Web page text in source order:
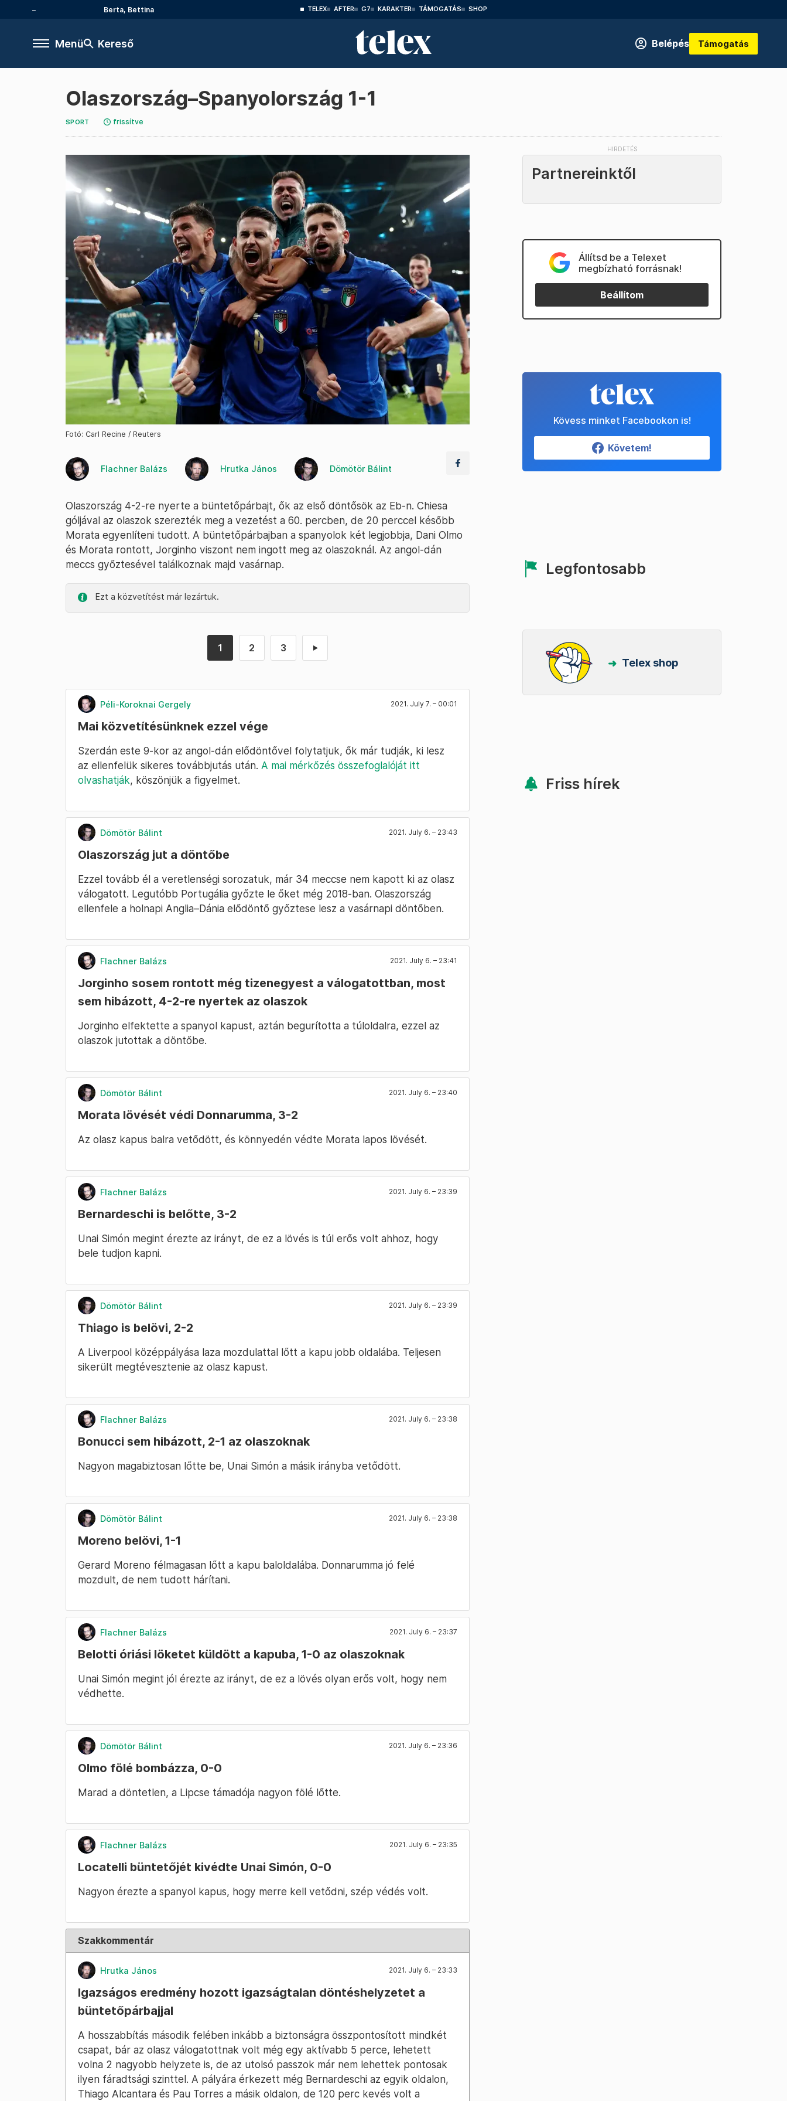
Berta, Bettina TELEX AFTER G7 KARAKTER TÁMOGATÁS SHOP
Menü Kereső Belépés Támogatás
Olaszország–Spanyolország 1-1
SPORT frissítve
Fotó: Carl Recine / Reuters
Flachner Balázs Hrutka János Dömötör Bálint
Olaszország 4-2-re nyerte a büntetőpárbajt, ők az első döntősök az Eb-n. Chiesa
góljával az olaszok szerezték meg a vezetést a 60. percben, de 20 perccel később
Morata egyenlíteni tudott. A büntetőpárbajban a spanyolok két legjobbja, Dani Olmo
és Morata rontott, Jorginho viszont nem ingott meg az olaszoknál. Az angol-dán
meccs győztesével találkoznak majd vasárnap.
Ezt a közvetítést már lezártuk.
1 2 3 ►
Péli-Koroknai Gergely 2021. July 7. – 00:01
Mai közvetítésünknek ezzel vége
Szerdán este 9-kor az angol-dán elődöntővel folytatjuk, ők már tudják, ki lesz
az ellenfelük sikeres továbbjutás után. A mai mérkőzés összefoglalóját itt
olvashatják, köszönjük a figyelmet.
Dömötör Bálint 2021. July 6. – 23:43
Olaszország jut a döntőbe
Ezzel tovább él a veretlenségi sorozatuk, már 34 meccse nem kapott ki az olasz
válogatott. Legutóbb Portugália győzte le őket még 2018-ban. Olaszország
ellenfele a holnapi Anglia–Dánia elődöntő győztese lesz a vasárnapi döntőben.
Flachner Balázs 2021. July 6. – 23:41
Jorginho sosem rontott még tizenegyest a válogatottban, most
sem hibázott, 4-2-re nyertek az olaszok
Jorginho elfektette a spanyol kapust, aztán begurította a túloldalra, ezzel az
olaszok jutottak a döntőbe.
Dömötör Bálint 2021. July 6. – 23:40
Morata lövését védi Donnarumma, 3-2
Az olasz kapus balra vetődött, és könnyedén védte Morata lapos lövését.
Flachner Balázs 2021. July 6. – 23:39
Bernardeschi is belőtte, 3-2
Unai Simón megint érezte az irányt, de ez a lövés is túl erős volt ahhoz, hogy
bele tudjon kapni.
Dömötör Bálint 2021. July 6. – 23:39
Thiago is belövi, 2-2
A Liverpool középpályása laza mozdulattal lőtt a kapu jobb oldalába. Teljesen
sikerült megtévesztenie az olasz kapust.
Flachner Balázs 2021. July 6. – 23:38
Bonucci sem hibázott, 2-1 az olaszoknak
Nagyon magabiztosan lőtte be, Unai Simón a másik irányba vetődött.
Dömötör Bálint 2021. July 6. – 23:38
Moreno belövi, 1-1
Gerard Moreno félmagasan lőtt a kapu baloldalába. Donnarumma jó felé
mozdult, de nem tudott hárítani.
Flachner Balázs 2021. July 6. – 23:37
Belotti óriási löketet küldött a kapuba, 1-0 az olaszoknak
Unai Simón megint jól érezte az irányt, de ez a lövés olyan erős volt, hogy nem
védhette.
Dömötör Bálint 2021. July 6. – 23:36
Olmo fölé bombázza, 0-0
Marad a döntetlen, a Lipcse támadója nagyon fölé lőtte.
Flachner Balázs 2021. July 6. – 23:35
Locatelli büntetőjét kivédte Unai Simón, 0-0
Nagyon érezte a spanyol kapus, hogy merre kell vetődni, szép védés volt.
Szakkommentár
Hrutka János 2021. July 6. – 23:33
Igazságos eredmény hozott igazságtalan döntéshelyzetet a
büntetőpárbajjal
A hosszabbítás második felében inkább a biztonságra összpontosított mindkét
csapat, bár az olasz válogatottnak volt még egy aktívabb 5 perce, lehetett
volna 2 nagyobb helyzete is, de az utolsó passzok már nem lehettek pontosak
ilyen fáradtsági szinttel. A pályára érkezett még Bernardeschi az egyik oldalon,
Thiago Alcantara és Pau Torres a másik oldalon, de 120 perc kevés volt a
Partnereinktől
Állítsd be a Telexet
megbízható forrásnak!
Beállítom
Kövess minket Facebookon is!
Követem!
Legfontosabb
Telex shop
Friss hírek